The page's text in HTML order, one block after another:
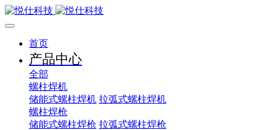
首页
产品中心
全部
螺柱焊机
储能式螺柱焊机 拉弧式螺柱焊机
螺柱焊枪
储能式螺柱焊枪 拉弧式螺柱焊枪